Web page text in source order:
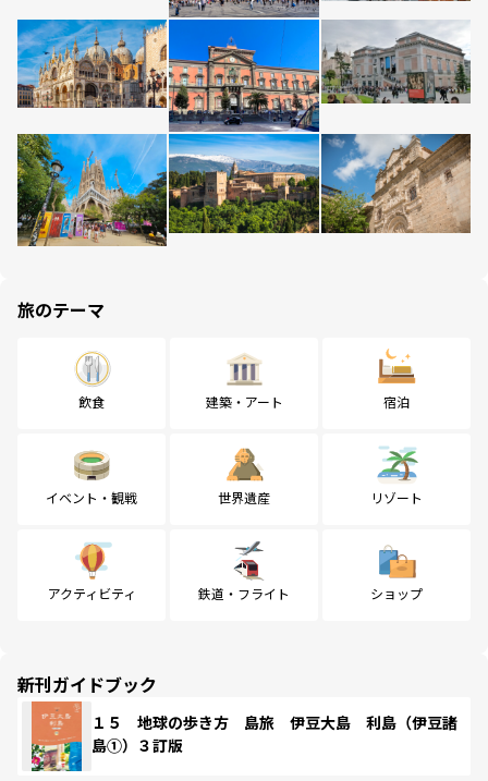
旅のテーマ
飲食 建築・アート 宿泊
イベント・観戦 世界遺産 リゾート
アクティビティ 鉄道・フライト ショップ
新刊ガイドブック
１５ 地球の歩き方 島旅 伊豆大島 利島（伊豆諸
島①）３訂版